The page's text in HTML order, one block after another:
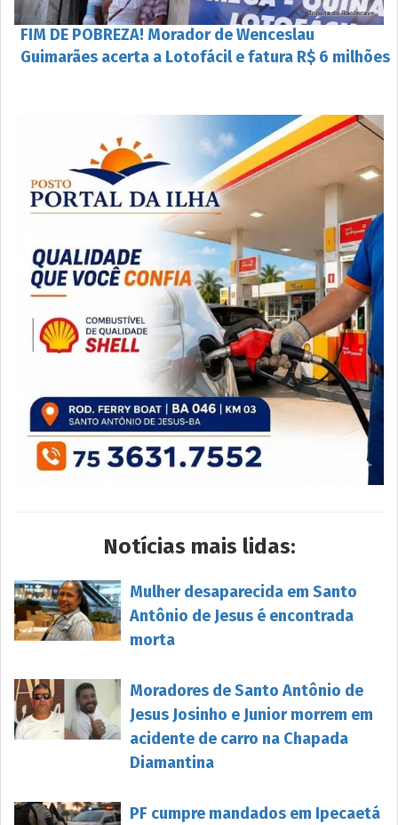
FIM DE POBREZA! Morador de Wenceslau
Guimarães acerta a Lotofácil e fatura R$ 6 milhões
Notícias mais lidas:
Mulher desaparecida em Santo
Antônio de Jesus é encontrada
morta
Moradores de Santo Antônio de
Jesus Josinho e Junior morrem em
acidente de carro na Chapada
Diamantina
PF cumpre mandados em Ipecaetá